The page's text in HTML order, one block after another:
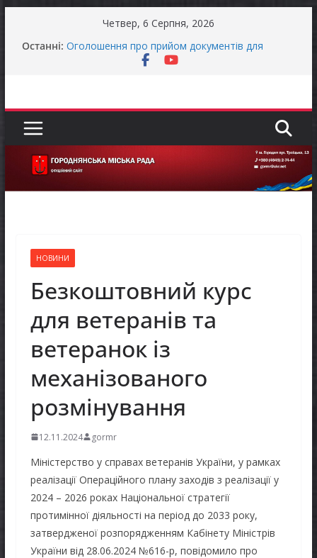
Четвер, 6 Серпня, 2026
Останні: Оголошення про прийом документів для
присудження Премії Кабінету Міністрів України
Продовжується реалізація програми «Діалог
Батьки майбутніх першокласників уже можуть
оформити «Пакунок школяра»
Останніми днями погода випробовує жителів
громади справжньою літньою спекою
НОВИНИ
Безкоштовний курс
для ветеранів та
ветеранок із
механізованого
розмінування
12.11.2024 gormr
Міністерство у справах ветеранів України, у рамках
реалізації Операційного плану заходів з реалізації у
2024 – 2026 роках Національної стратегії
протимінної діяльності на період до 2033 року,
затвердженої розпорядженням Кабінету Міністрів
України від 28.06.2024 №616-р, повідомило про